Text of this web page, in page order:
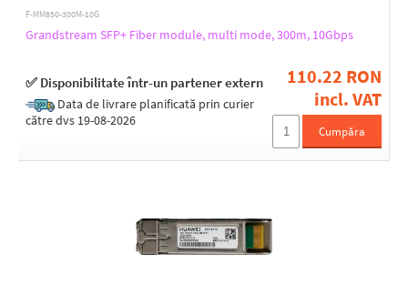
F-MM850-300M-10G
Grandstream SFP+ Fiber module, multi mode, 300m, 10Gbps
✅ Disponibilitate într-un partener extern
Data de livrare planificată prin curier
către dvs 19-08-2026
110.22 RON
incl. VAT
Cumpăra